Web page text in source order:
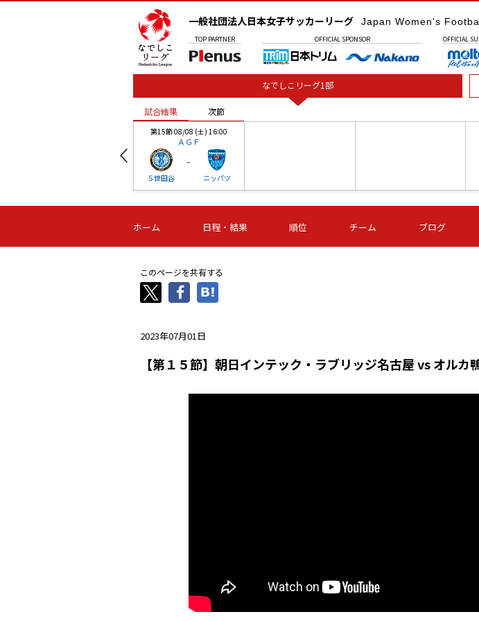
一般社団法人日本女子サッカーリーグ Japan Women's
TOP PARTNER OFFICIAL SPONSOR OFFICIAL
なでしこリーグ1部
試合結果 次節
第15節 08/08 (土) 16:00
ＡＧＦ
Ｓ世田谷
-
ニッパツ
-
第16節 09/05 (土) 15:00
ニッパツ
ニッパツ
-
名古屋
第16節 09/05 (土) 15:00
石人の星
-
第16節 09/05 (土) 16:00
ＡＧＦ
-
試合結果 次節
ホーム 日程・結果 順位 チーム ブログ
このページを共有する
2023年07月01日
【第１５節】朝日インテック・ラブリッジ名古屋 vs オルカ